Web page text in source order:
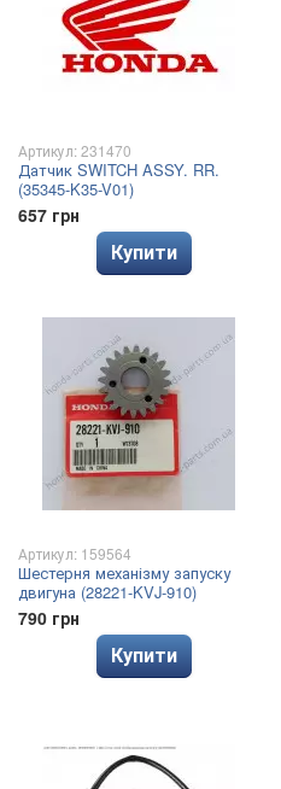
Артикул: 231470
Датчик SWITCH ASSY. RR.
(35345-K35-V01)
657 грн
Купити
Артикул: 159564
Шестерня механізму запуску
двигуна (28221-KVJ-910)
790 грн
Купити